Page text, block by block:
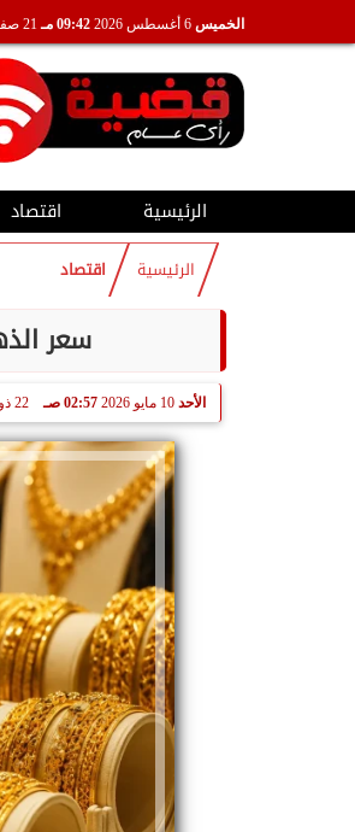
الخميس 09:42 مـ 21 صفر 1448
الرئيسية اقتصاد
الرئيسية اقتصاد
سعر الذهب اليوم
الأحد 10 مايو 2026 02:57 صـ 22 ذو القعدة 1447